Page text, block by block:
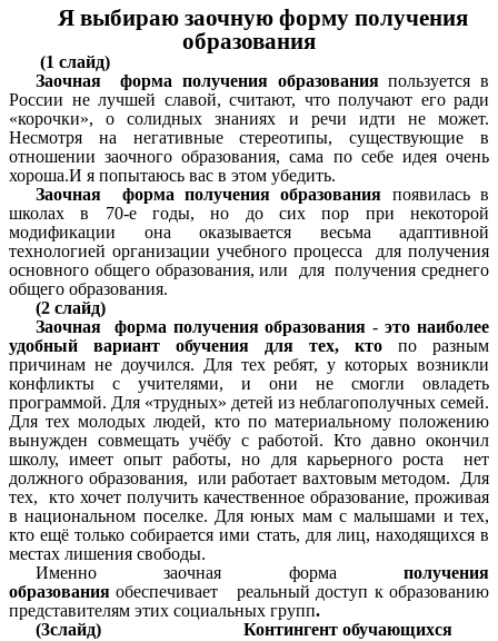
Я выбираю заочную форму получения
образования
(1 слайд)
Заочная форма получения образованияпользуется в
России не лучшей славой, считают, что получают его ради
«корочки», о солидных знаниях и речи идти не может.
Несмотря на негативные стереотипы, существующие в
отношении заочного образования, сама по себе идея очень
хороша.И я попытаюсь вас в этом убедить.
Заочная форма получения образования появилась в
школах в 70-е годы, но до сих пор при некоторой
модификации она оказывается весьма адаптивной
технологией организации учебного процесса для получения
основного общего образования, или для получения среднего
общего образования.
(2 слайд)
Заочная форма получения образования-это наиболее
удобный вариант обучения для тех, кто по разным
причинам не доучился. Для тех ребят, у которых возникли
конфликты с
учителями, и они не смогли овладеть
программой. Для «трудных» детей из неблагополучных семей.
Для тех молодых людей, кто по материальному положению
вынужден совмещать учёбу с работой. Кто давно окончил
школу, имеет опыт работы, но для карьерного роста нет
должного образования, или работает вахтовым методом. Для
тех, кто хочет получить качественное образование, проживая
в национальном поселке. Для юных мам с малышами и тех,
кто ещё только собирается ими стать, для лиц, находящихся в
местах лишения свободы.
Именно заочная форма получения
образования обеспечивает реальный доступ к образованию
представителям этих социальных групп.
(3слайд) Контингент обучающихся